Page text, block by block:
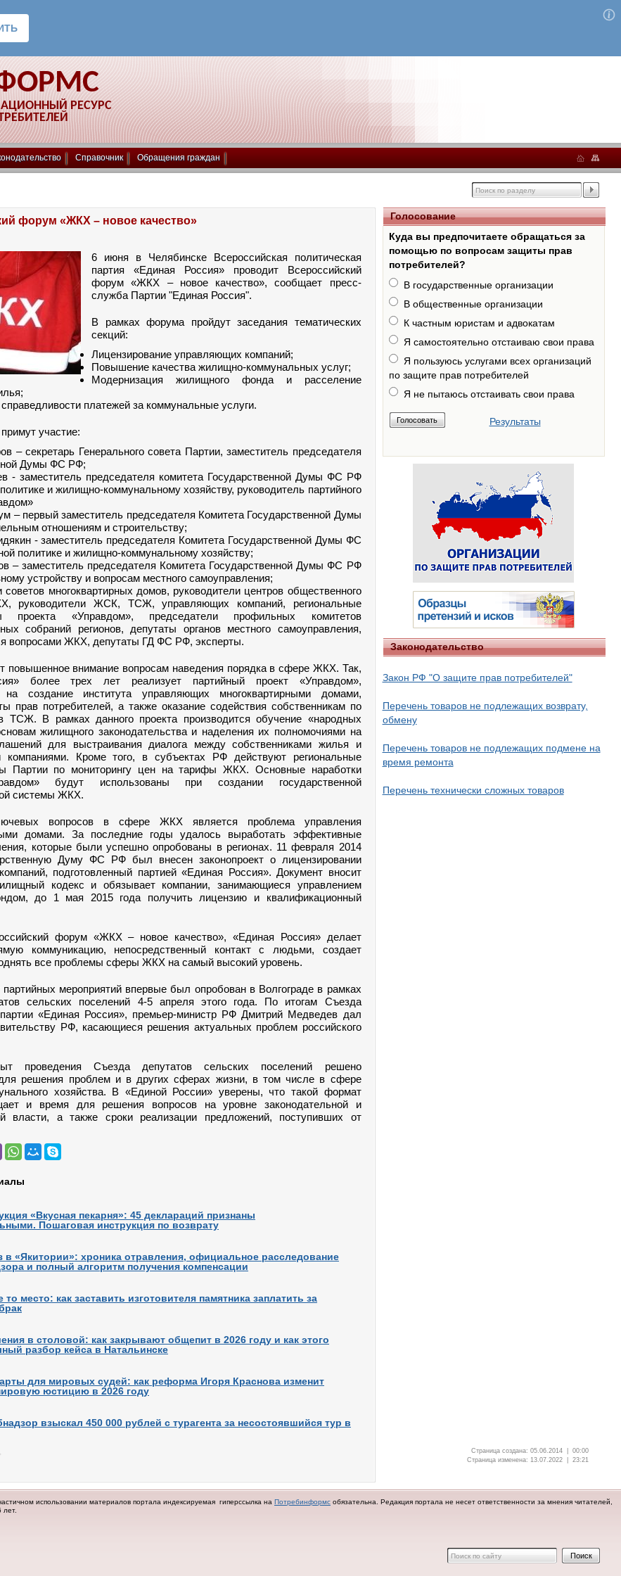
РЕСУРС
Справочник Обращения граждан
форум «ЖКХ – новое качество»
6 июня в Челябинске Всероссийская политическая
партия «Единая Россия» проводит Всероссийский
форум «ЖКХ – новое качество», сообщает пресс-
служба Партии "Единая Россия".
В рамках форума пройдут заседания тематических
секций:
Лицензирование управляющих компаний;
Повышение качества жилищно-коммунальных услуг;
Модернизация жилищного фонда и расселение
платежей за коммунальные услуги.
участие:
– секретарь Генерального совета Партии, заместитель председателя
Думы ФС РФ;
- заместитель председателя комитета Государственной Думы ФС РФ
и жилищно-коммунальному хозяйству, руководитель партийного
– первый заместитель председателя Комитета Государственной Думы
отношениям и строительству;
- заместитель председателя Комитета Государственной Думы ФС
политике и жилищно-коммунальному хозяйству;
– заместитель председателя Комитета Государственной Думы ФС РФ
устройству и вопросам местного самоуправления;
советов многоквартирных домов, руководители центров общественного
руководители ЖСК, ТСЖ, управляющих компаний, региональные
проекта «Управдом», председатели профильных комитетов
собраний регионов, депутаты органов местного самоуправления,
вопросами ЖКХ, депутаты ГД ФС РФ, эксперты.
повышенное внимание вопросам наведения порядка в сфере ЖКХ. Так,
более трех лет реализует партийный проект «Управдом»,
на создание института управляющих многоквартирными домами,
прав потребителей, а также оказание содействия собственникам по
ТСЖ. В рамках данного проекта производится обучение «народных
жилищного законодательства и наделения их полномочиями на
для выстраивания диалога между собственниками жилья и
компаниями. Кроме того, в субъектах РФ действуют региональные
Партии по мониторингу цен на тарифы ЖКХ. Основные наработки
будут использованы при создании государственной
системы ЖКХ.
вопросов в сфере ЖКХ является проблема управления
домами. За последние годы удалось выработать эффективные
которые были успешно опробованы в регионах. 11 февраля 2014
Думу ФС РФ был внесен законопроект о лицензировании
подготовленный партией «Единая Россия». Документ вносит
кодекс и обязывает компании, занимающиеся управлением
до 1 мая 2015 года получить лицензию и квалификационный
форум «ЖКХ – новое качество», «Единая Россия» делает
коммуникацию, непосредственный контакт с людьми, создает
все проблемы сферы ЖКХ на самый высокий уровень.
мероприятий впервые был опробован в Волгограде в рамках
сельских поселений 4-5 апреля этого года. По итогам Съезда
«Единая Россия», премьер-министр РФ Дмитрий Медведев дал
РФ, касающиеся решения актуальных проблем российского
проведения Съезда депутатов сельских поселений решено
для решения проблем и в других сферах жизни, в том числе в сфере
хозяйства. В «Единой России» уверены, что такой формат
и время для решения вопросов на уровне законодательной и
власти, а также сроки реализации предложений, поступивших от
«Вкусная пекарня»: 45 деклараций признаны
Пошаговая инструкция по возврату
в «Якитории»: хроника отравления, официальное расследование
и полный алгоритм получения компенсации
то место: как заставить изготовителя памятника заплатить за
в столовой: как закрывают общепит в 2026 году и как этого
разбор кейса в Натальинске
для мировых судей: как реформа Игоря Краснова изменит
юстицию в 2026 году
взыскал 450 000 рублей с турагента за несостоявшийся тур в
Голосование
Куда вы предпочитаете обращаться за
помощью по вопросам защиты прав
потребителей?
В государственные организации
В общественные организации
К частным юристам и адвокатам
Я самостоятельно отстаиваю свои права
Я пользуюсь услугами всех организаций
по защите прав потребителей
Я не пытаюсь отстаивать свои права
Результаты
Законодательство
Закон РФ "О защите прав потребителей"
Перечень товаров не подлежащих возврату,
обмену
Перечень товаров не подлежащих подмене на
время ремонта
Перечень технически сложных товаров
Страница создана: 05.06.2014 | 00:00
Страница изменена: 13.07.2022 | 23:21
использовании материалов портала индексируемая гиперссылка на Потребинформс обязательна. Редакция портала не несет ответственности за мнения читателей,
лет.